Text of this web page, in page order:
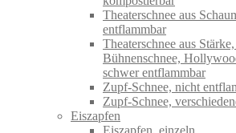
Theaterschnee aus
entflammbar
Theaterschnee aus
Bühnenschnee,
schwer entflammbar
Zupf-Schnee, nicht
Zupf-Schnee,
Eiszapfen
Eiszapfen, einzeln